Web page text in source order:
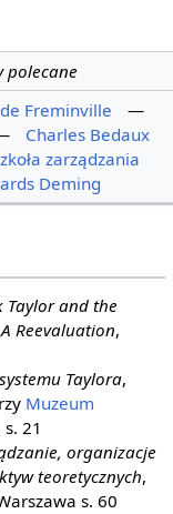
polecane
Freminville
—
Charles Bedaux
zarządzania
Deming
Taylor and the
Reevaluation,
Taylora,
Muzeum
21
organizacje
teoretycznych,
s. 60